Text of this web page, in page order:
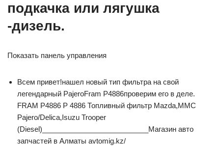
подкачка или лягушка
-дизель.
Показать панель управления
Всем привет!нашел новый тип фильтра на свой
легендарный PajeroFram P4886проверим его в деле.
FRAM P4886 P 4886 Топливный фильтр Mazda,MMC
Pajero/Delica,Isuzu Trooper
(Diesel)___________________________Магазин авто
запчастей в Алматы avtomig.kz/